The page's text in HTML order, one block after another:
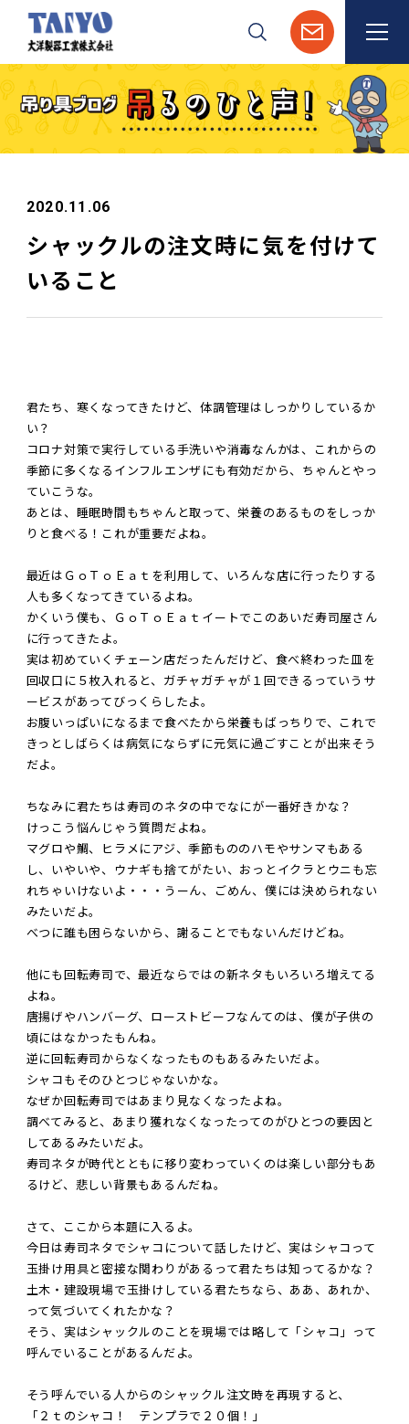
検索
2020.11.06
シャックルの注文時に気を付けて
いること
君たち、寒くなってきたけど、体調管理はしっかりしているか
い？
コロナ対策で実行している手洗いや消毒なんかは、これからの
季節に多くなるインフルエンザにも有効だから、ちゃんとやっ
ていこうな。
あとは、睡眠時間もちゃんと取って、栄養のあるものをしっか
りと食べる！これが重要だよね。
最近はＧｏＴｏＥａｔを利用して、いろんな店に行ったりする
人も多くなってきているよね。
かくいう僕も、ＧｏＴｏＥａｔイートでこのあいだ寿司屋さん
に行ってきたよ。
実は初めていくチェーン店だったんだけど、食べ終わった皿を
回収口に５枚入れると、ガチャガチャが１回できるっていうサ
ービスがあってびっくらしたよ。
お腹いっぱいになるまで食べたから栄養もばっちりで、これで
きっとしばらくは病気にならずに元気に過ごすことが出来そう
だよ。
ちなみに君たちは寿司のネタの中でなにが一番好きかな？
けっこう悩んじゃう質問だよね。
マグロや鯛、ヒラメにアジ、季節もののハモやサンマもある
し、いやいや、ウナギも捨てがたい、おっとイクラとウニも忘
れちゃいけないよ・・・うーん、ごめん、僕には決められない
みたいだよ。
べつに誰も困らないから、謝ることでもないんだけどね。
他にも回転寿司で、最近ならではの新ネタもいろいろ増えてる
よね。
唐揚げやハンバーグ、ローストビーフなんてのは、僕が子供の
頃にはなかったもんね。
逆に回転寿司からなくなったものもあるみたいだよ。
シャコもそのひとつじゃないかな。
なぜか回転寿司ではあまり見なくなったよね。
調べてみると、あまり獲れなくなったってのがひとつの要因と
してあるみたいだよ。
寿司ネタが時代とともに移り変わっていくのは楽しい部分もあ
るけど、悲しい背景もあるんだね。
さて、ここから本題に入るよ。
今日は寿司ネタでシャコについて話したけど、実はシャコって
玉掛け用具と密接な関わりがあるって君たちは知ってるかな？
土木・建設現場で玉掛けしている君たちなら、ああ、あれか、
って気づいてくれたかな？
そう、実はシャックルのことを現場では略して「シャコ」って
呼んでいることがあるんだよ。
そう呼んでいる人からのシャックル注文時を再現すると、
「２ｔのシャコ！ テンプラで２０個！」